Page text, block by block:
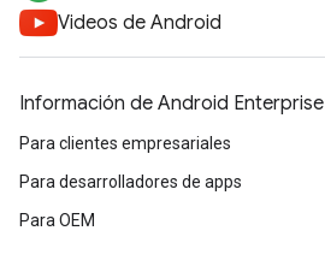
Videos de Android
Información de Android Enterprise
Para clientes empresariales
Para desarrolladores de apps
Para OEM